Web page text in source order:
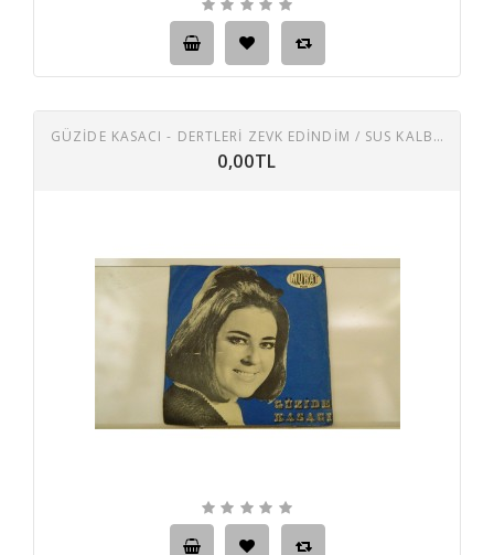
GÜZİDE KASACI - DERTLERI ZEVK EDINDIM / SUS KALBIM SUS
0,00TL